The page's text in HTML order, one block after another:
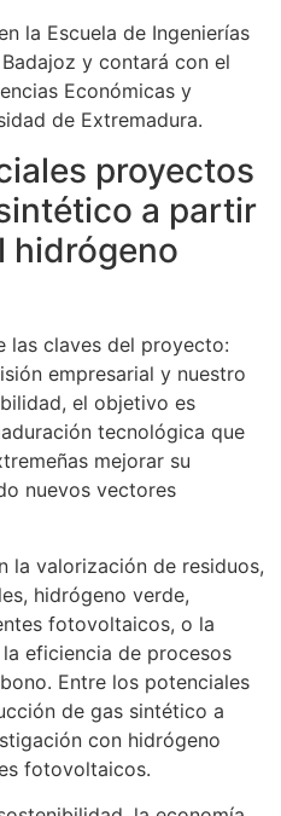
la Escuela de Ingenierías
y contará con el
Económicas y
de Extremadura.
proyectos
a partir
hidrógeno
las claves del proyecto:
empresarial y nuestro
el objetivo es
tecnológica que
mejorar su
nuevos vectores
la valorización de residuos,
hidrógeno verde,
fotovoltaicos, o la
eficiencia de procesos
Entre los potenciales
de gas sintético a
con hidrógeno
fotovoltaicos.